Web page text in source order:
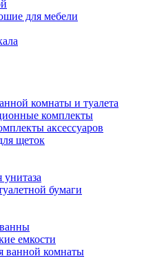
для мебели
комнаты и туалета
комплекты
аксессуаров
щеток
унитаза
бумаги
емкости
ванной комнаты